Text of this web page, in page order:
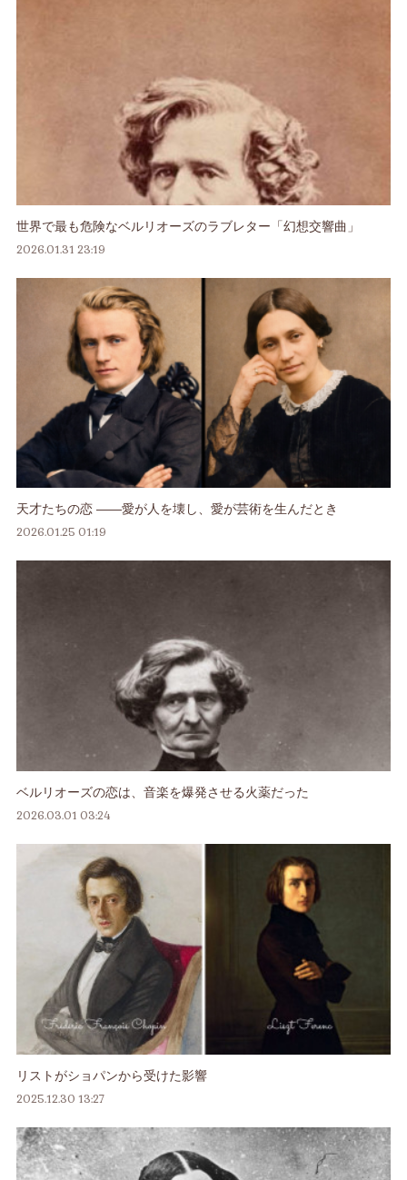
世界で最も危険なベルリオーズのラブレター「幻想交響曲」
2026.01.31 23:19
天才たちの恋 ――愛が人を壊し、愛が芸術を生んだとき
2026.01.25 01:19
ベルリオーズの恋は、音楽を爆発させる火薬だった
2026.03.01 03:24
リストがショパンから受けた影響
2025.12.30 13:27